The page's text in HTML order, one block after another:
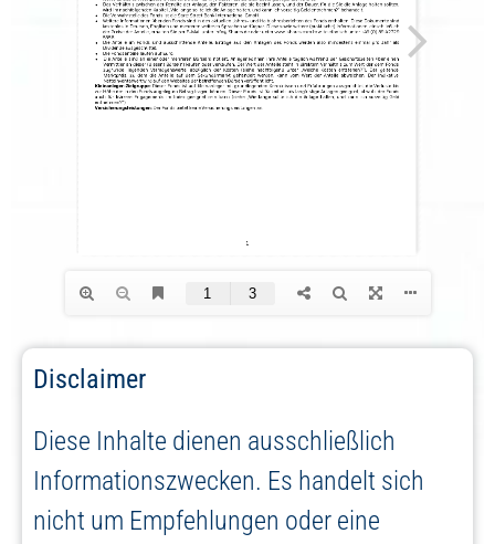
Disclaimer
Diese Inhalte dienen ausschließlich
Informationszwecken. Es handelt sich
nicht um Empfehlungen oder eine